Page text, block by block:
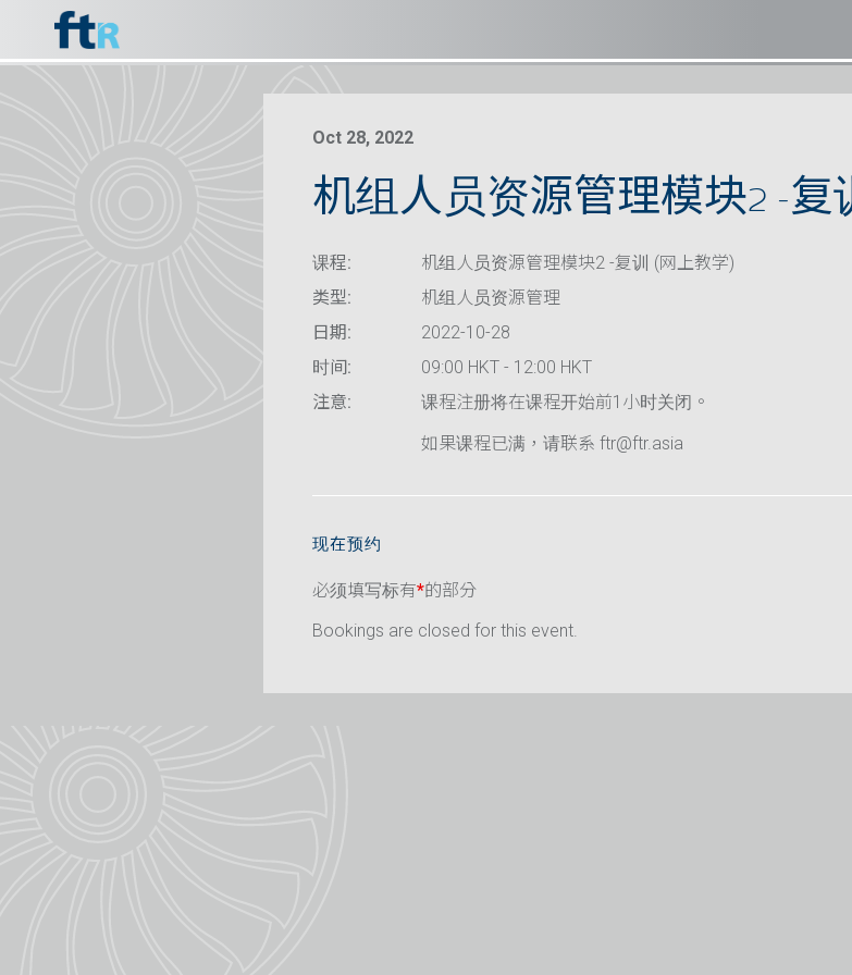
Oct 28, 2022
机组人员资源管理模块2 -复
课程:
机组人员资源管理模块2 -复训 (网上教学)
类型:
机组人员资源管理
日期:
2022-10-28
时间:
09:00 HKT - 12:00 HKT
注意:
课程注册将在课程开始前1小时关闭。
如果课程已满，请联系 ftr@ftr.asia
现在预约
必须填写标有*的部分
Bookings are closed for this event.